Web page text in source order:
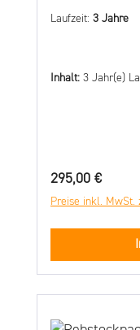
Laufzeit: 3 Jahre
Inhalt: 3 Jahr(e)
Regulärer
295,00 €
Preise inkl. MwSt.